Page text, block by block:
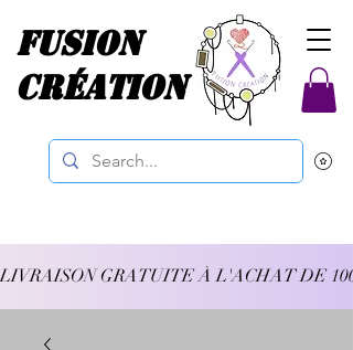
Fusion
Création
LIVRAISON GRATUITE À L'ACHAT DE